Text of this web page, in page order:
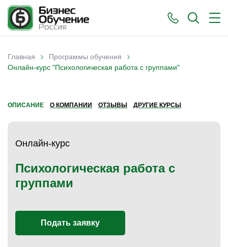
Вы здесь
Главная › Программы обучения ›
Онлайн-курс "Психологическая работа с группами"
ОПИСАНИЕ О КОМПАНИИ ОТЗЫВЫ ДРУГИЕ КУРСЫ
Онлайн-курс
Психологическая работа с
группами
Подать заявку